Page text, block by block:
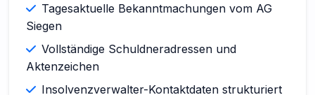
Tagesaktuelle Bekanntmachungen vom AG
Siegen
Vollständige Schuldneradressen und
Aktenzeichen
Insolvenzverwalter-Kontaktdaten strukturiert